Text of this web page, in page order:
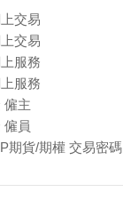
交易
交易
服務
服務
僱主
僱員
期貨/期權 交易密碼